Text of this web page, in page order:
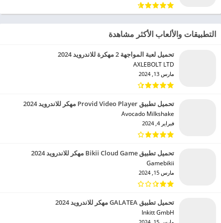
التطبيقات والألعاب الأكثر مشاهدة
تحميل لعبة المواجهة 2 مهكرة للاندرويد 2024
AXLEBOLT LTD‏
مارس 13, 2024
تحميل تطبيق Provid Video Player مهكر للاندرويد 2024
Avocado Milkshake‏
فبراير 4, 2024
تحميل تطبيق Bikii Cloud Game مهكر للاندرويد 2024
Gamebikii‏
مارس 15, 2024
تحميل تطبيق GALATEA مهكر للاندرويد 2024
Inkitt GmbH‏